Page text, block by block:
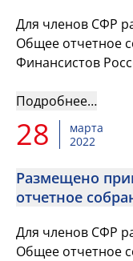
Для членов СФР
Общее отчетное
Финансистов
Научно-
Подробнее…
28
марта
2022
Размещено
отчетное
Для членов СФР
Общее отчетное